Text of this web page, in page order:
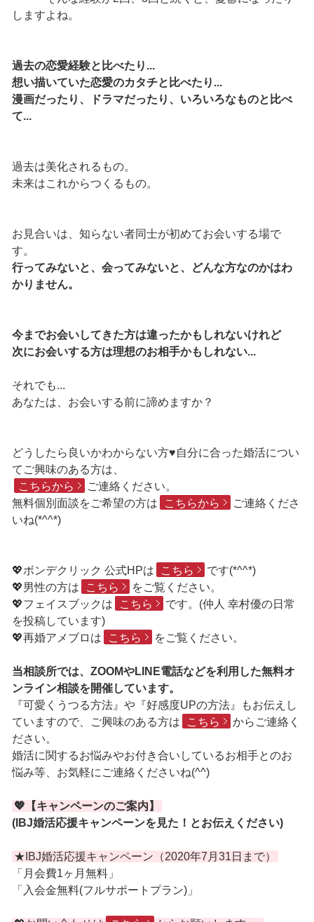
しますよね。
過去の恋愛経験と比べたり...
想い描いていた恋愛のカタチと比べたり...
漫画だったり、ドラマだったり、いろいろなものと比べ
て...
過去は美化されるもの。
未来はこれからつくるもの。
お見合いは、知らない者同士が初めてお会いする場で
す。
行ってみないと、会ってみないと、どんな方なのかはわ
かりません。
今までお会いしてきた方は違ったかもしれないけれど
次にお会いする方は理想のお相手かもしれない...
それでも...
あなたは、お会いする前に諦めますか？
どうしたら良いかわからない方♥自分に合った婚活につい
てご興味のある方は、
こちらから
ご連絡ください。
無料個別面談をご希望の方は
こちらから
ご連絡くださ
いね(*^^*)
💖ボンデクリック 公式HPは こちら
です(*^^*)
💖男性の方は
こちら
をご覧ください。
💖フェイスブックは
こちら
です。(仲人 幸村優の日常
を投稿しています)
💖再婚アメブロは
こちら をご覧ください。
当相談所では、ZOOMやLINE電話などを利用した無料オ
ンライン相談を開催しています。
『可愛くうつる方法』や『好感度UPの方法』もお伝えし
ていますので、ご興味のある方は
こちら
からご連絡く
ださい。
婚活に関するお悩みやお付き合いしているお相手とのお
悩み等、お気軽にご連絡くださいね(^^)
💖【キャンペーンのご案内】
(IBJ婚活応援キャンペーンを見た！とお伝えください)
★IBJ婚活応援キャンペーン（2020年7月31日まで）
「月会費1ヶ月無料」
「入会金無料(フルサポートプラン)」